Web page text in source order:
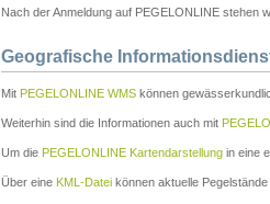
Nach der Anmeldung auf PEGELONLINE stehen
Geografische
Mit PEGELONLINE WMS können
Weiterhin sind die Informationen auch mit
Um die PEGELONLINE Kartendarstellung in eine
Über eine KML-Datei können aktuelle